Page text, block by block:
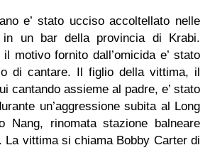
e’ stato ucciso accoltellato nelle
un bar della provincia di Krabi.
motivo fornito dall’omicida e’ stato
di cantare. Il figlio della vittima, il
cantando assieme al padre, e’ stato
un’aggressione subita al Long
Nang, rinomata stazione balneare
La vittima si chiama Bobby Carter di